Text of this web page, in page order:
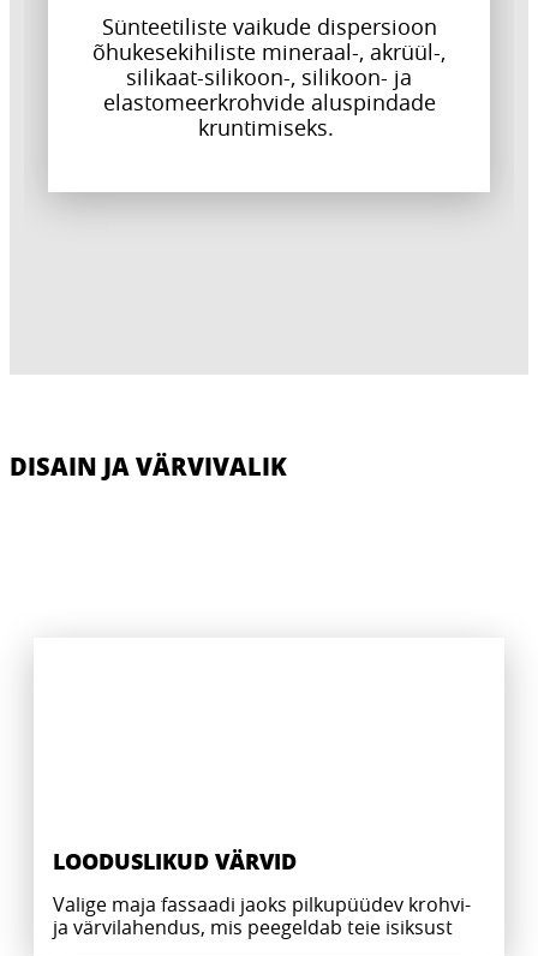
Sünteetiliste vaikude dispersioon
õhukesekihiliste mineraal-, akrüül-,
silikaat-silikoon-, silikoon- ja
elastomeerkrohvide aluspindade
kruntimiseks.
DISAIN JA VÄRVIVALIK
LOODUSLIKUD VÄRVID
Valige maja fassaadi jaoks pilkupüüdev krohvi-
ja värvilahendus, mis peegeldab teie isiksust